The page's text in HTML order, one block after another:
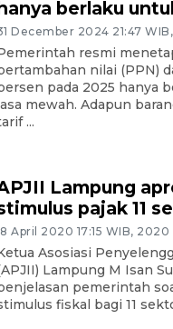
berlaku
December 2024 21:47
resmi
nilai (PPN)
pada 2025 hanya
mewah. Adapun
...
Lampung
pajak 11
April 2020 17:15 WIB, 2020
Asosiasi
Lampung M Isan
pemerintah
fiskal bagi 11